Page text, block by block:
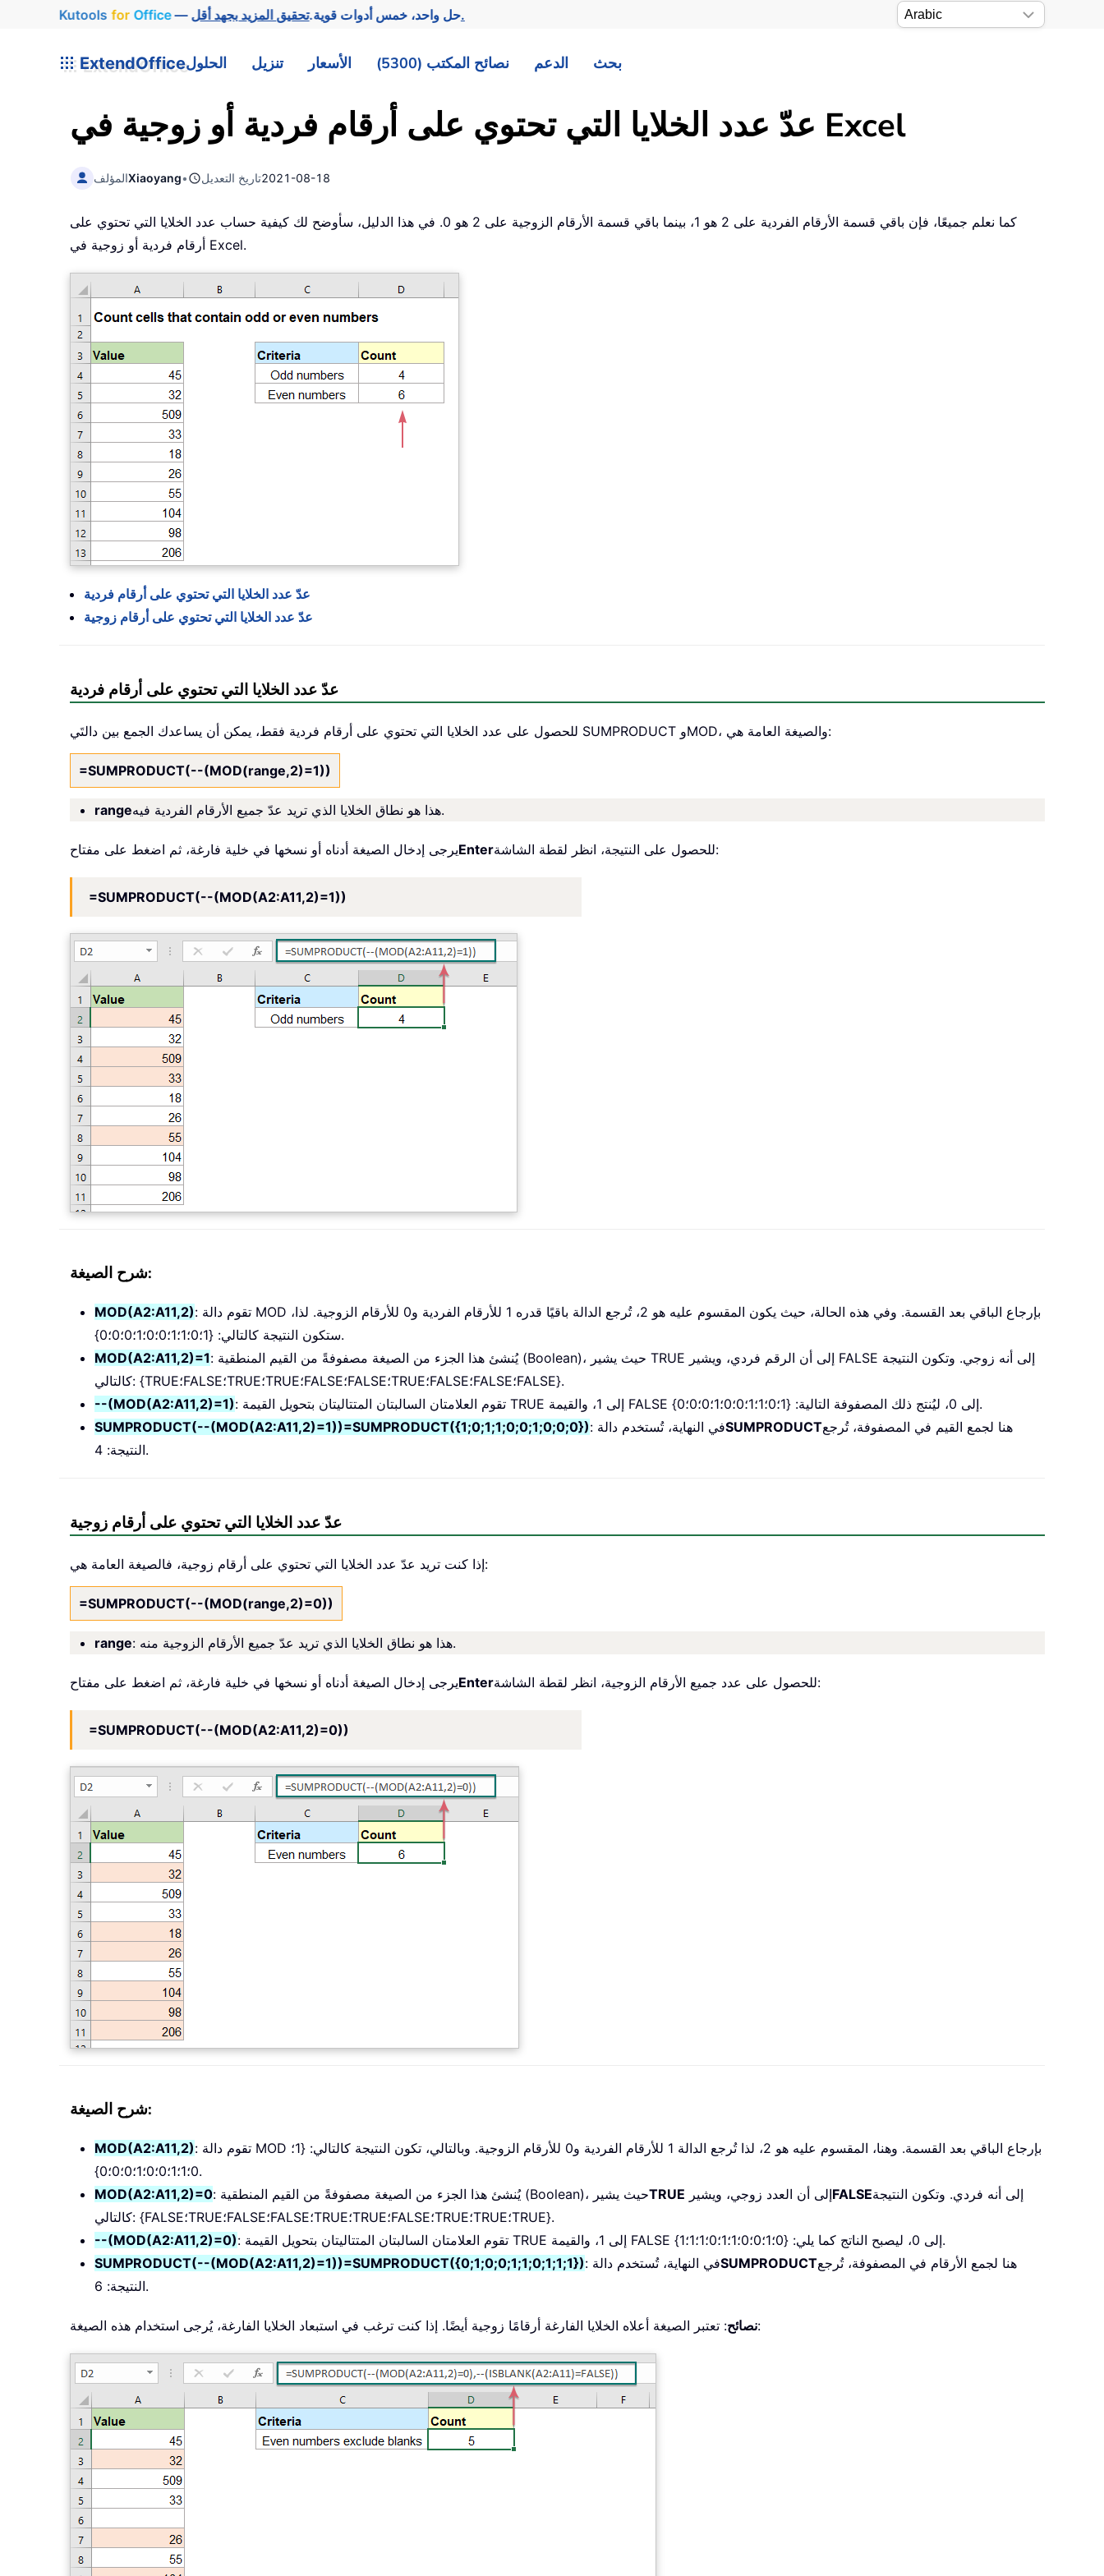
Kutools for Office — حل واحد، خمس أدوات قوية.تحقيق المزيد بجهد أقل.
ExtendOfficeالحلول تنزيل الأسعار نصائح المكتب (5300) الدعم بحث
عدّ عدد الخلايا التي تحتوي على أرقام فردية أو زوجية في Excel
المؤلفXiaoyang• تاريخ التعديل2021-08-18
كما نعلم جميعًا، فإن باقي قسمة الأرقام الفردية على 2 هو 1، بينما باقي قسمة الأرقام الزوجية على 2 هو 0. في هذا الدليل، سأوضح لك كيفية حساب عدد الخلايا التي تحتوي على
أرقام فردية أو زوجية في Excel.
عدّ عدد الخلايا التي تحتوي على أرقام فردية
عدّ عدد الخلايا التي تحتوي على أرقام زوجية
عدّ عدد الخلايا التي تحتوي على أرقام فردية
للحصول على عدد الخلايا التي تحتوي على أرقام فردية فقط، يمكن أن يساعدك الجمع بين دالتَي SUMPRODUCT وMOD، والصيغة العامة هي:
=SUMPRODUCT(--(MOD(range,2)=1))
range هذا هو نطاق الخلايا الذي تريد عدّ جميع الأرقام الفردية فيه.
يرجى إدخال الصيغة أدناه أو نسخها في خلية فارغة، ثم اضغط على مفتاحEnter للحصول على النتيجة، انظر لقطة الشاشة:
=SUMPRODUCT(--(MOD(A2:A11,2)=1))
شرح الصيغة:
MOD(A2:A11,2): تقوم دالة MOD بإرجاع الباقي بعد القسمة. وفي هذه الحالة، حيث يكون المقسوم عليه هو 2، تُرجع الدالة باقيًا قدره 1 للأرقام الفردية و0 للأرقام الزوجية. لذا،
ستكون النتيجة كالتالي: {1؛0؛1؛1؛0؛0؛1؛0؛0؛0}.
MOD(A2:A11,2)=1: يُنشئ هذا الجزء من الصيغة مصفوفةً من القيم المنطقية (Boolean)، حيث يشير TRUE إلى أن الرقم فردي، ويشير FALSE إلى أنه زوجي. وتكون النتيجة
كالتالي: {TRUE؛FALSE؛TRUE؛TRUE؛FALSE؛FALSE؛TRUE؛FALSE؛FALSE؛FALSE}.
--(MOD(A2:A11,2)=1)
: تقوم العلامتان السالبتان المتتاليتان بتحويل القيمة TRUE إلى 1، والقيمة FALSE إلى 0، ليُنتج ذلك المصفوفة التالية: {1؛0؛1؛1؛0؛0؛1؛0؛0؛0}.
SUMPRODUCT(--(MOD(A2:A11,2)=1))=SUMPRODUCT({1;0;1;1;0;0;1;0;0;0}) : في النهاية، تُستخدم دالةSUMPRODUCTهنا لجمع القيم في المصفوفة، تُرجع
النتيجة: 4.
عدّ عدد الخلايا التي تحتوي على أرقام زوجية
إذا كنت تريد عدّ عدد الخلايا التي تحتوي على أرقام زوجية، فالصيغة العامة هي:
=SUMPRODUCT(--(MOD(range,2)=0))
range : هذا هو نطاق الخلايا الذي تريد عدّ جميع الأرقام الزوجية منه.
يرجى إدخال الصيغة أدناه أو نسخها في خلية فارغة، ثم اضغط على مفتاحEnter للحصول على عدد جميع الأرقام الزوجية، انظر لقطة الشاشة:
=SUMPRODUCT(--(MOD(A2:A11,2)=0))
شرح الصيغة:
MOD(A2:A11,2): تقوم دالة MOD بإرجاع الباقي بعد القسمة. وهنا، المقسوم عليه هو 2، لذا تُرجع الدالة 1 للأرقام الفردية و0 للأرقام الزوجية. وبالتالي، تكون النتيجة كالتالي: {1؛
0؛1؛1؛0؛0؛1؛0؛0؛0}.
MOD(A2:A11,2)=0
: يُنشئ هذا الجزء من الصيغة مصفوفةً من القيم المنطقية (Boolean)، حيث يشيرTRUE إلى أن العدد زوجي، ويشيرFALSEإلى أنه فردي. وتكون النتيجة
كالتالي: {FALSE؛TRUE؛FALSE؛FALSE؛TRUE؛TRUE؛FALSE؛TRUE؛TRUE؛TRUE}.
--(MOD(A2:A11,2)=0)
: تقوم العلامتان السالبتان المتتاليتان بتحويل القيمة TRUE إلى 1، والقيمة FALSE إلى 0، ليصبح الناتج كما يلي: {0؛1؛0؛0؛1؛1؛0؛1؛1؛1}.
SUMPRODUCT(--(MOD(A2:A11,2)=1))=SUMPRODUCT({0;1;0;0;1;1;0;1;1;1}) : في النهاية، تُستخدم دالةSUMPRODUCTهنا لجمع الأرقام في المصفوفة، تُرجع
النتيجة: 6.
نصائح: تعتبر الصيغة أعلاه الخلايا الفارغة أرقامًا زوجية أيضًا. إذا كنت ترغب في استبعاد الخلايا الفارغة، يُرجى استخدام هذه الصيغة: